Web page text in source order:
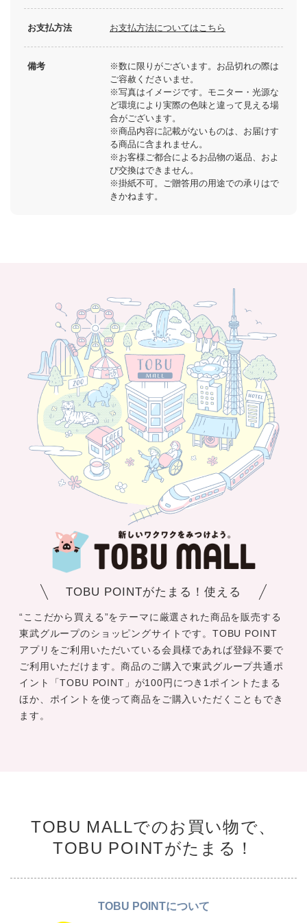
お支払方法 お支払方法についてはこちら
備考
※数に限りがございます。お品切れの際は
ご容赦くださいませ。
※写真はイメージです。モニター・光源な
ど環境により実際の色味と違って見える場
合がございます。
※商品内容に記載がないものは、お届けす
る商品に含まれません。
※お客様ご都合によるお品物の返品、およ
び交換はできません。
※掛紙不可。ご贈答用の用途での承りはで
きかねます。
TOBU POINTがたまる！使える
“ここだから買える”をテーマに厳選された商品を販売する
東武グループのショッピングサイトです。TOBU POINT
アプリをご利用いただいている会員様であれば登録不要で
ご利用いただけます。商品のご購入で東武グループ共通ポ
イント「TOBU POINT」が100円につき1ポイントたまる
ほか、ポイントを使って商品をご購入いただくこともでき
ます。
TOBU MALLでのお買い物で、
TOBU POINTがたまる！
TOBU POINTについて